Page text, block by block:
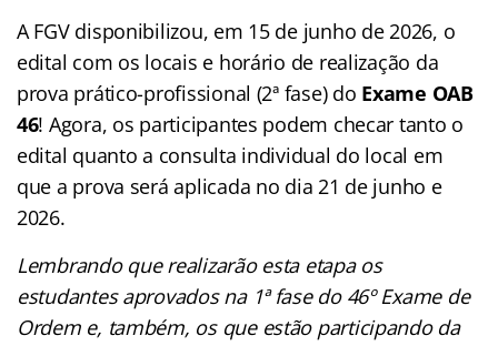
A FGV disponibilizou, em 15 de junho de 2026, o
edital com os locais e horário de realização da
prova prático-profissional (2ª fase) do Exame OAB
46! Agora, os participantes podem checar tanto o
edital quanto a consulta individual do local em
que a prova será aplicada no dia 21 de junho e
2026.
Lembrando que realizarão esta etapa os
estudantes aprovados na 1ª fase do 46º Exame de
Ordem e, também, os que estão participando da